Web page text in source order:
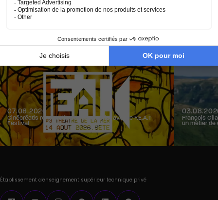
07.08.2026
Cinécréatis renouvelle son partenariat avec le F.E.A.T
Festival
François
un métier de
Établissement d'enseignement supérieur technique privé